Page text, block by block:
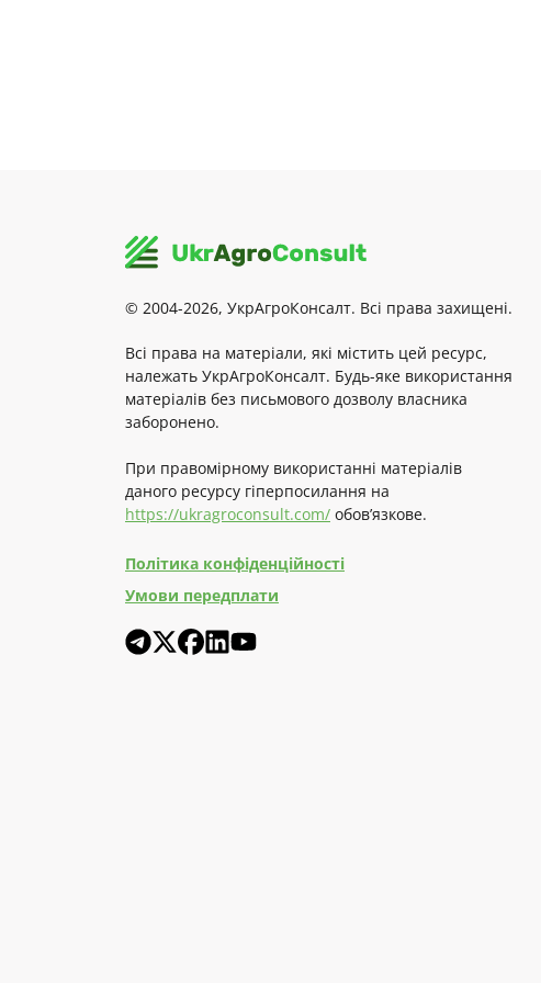
© 2004-2026, УкрАгроКонсалт. Всі права захищені.
Всі права на матеріали, які містить цей ресурс,
належать УкрАгроКонсалт. Будь-яке використання
матеріалів без письмового дозволу власника
заборонено.
При правомірному використанні матеріалів
даного ресурсу гіперпосилання на
https://ukragroconsult.com/ обов’язкове.
Політика конфіденційності
Умови передплати